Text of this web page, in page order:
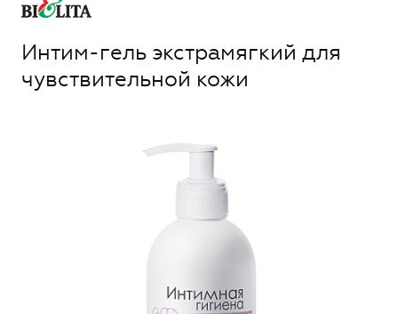
Интим-гель экстрамягкий для
чувствительной кожи